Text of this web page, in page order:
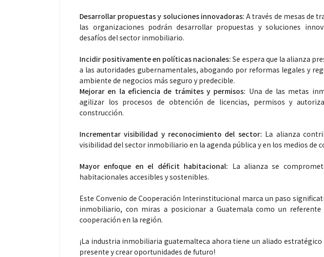
Desarrollar propuestas y soluciones innovadoras:A través de mesas de
las organizaciones podrán desarrollar propuestas y soluciones
desafíos del sector inmobiliario.
Incidir positivamente en políticas nacionales: Se espera que la alianza
a las autoridades gubernamentales, abogando por reformas legales y
ambiente de negocios más seguro y predecible.
Mejorar en la eficiencia de trámites y permisos: Una de las metas
agilizar los procesos de obtención de licencias, permisos y
construcción.
Incrementar visibilidad y reconocimiento del sector: La alianza
visibilidad del sector inmobiliario en la agenda pública y en los medios de
Mayor enfoque en el déficit habitacional: La alianza se
habitacionales accesibles y sostenibles.
Este Convenio de Cooperación Interinstitucional marca un paso
inmobiliario, con miras a posicionar a Guatemala como un
cooperación en la región.
¡La industria inmobiliaria guatemalteca ahora tiene un aliado
presente y crear oportunidades de futuro!